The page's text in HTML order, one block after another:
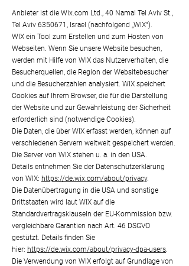
Anbieter ist die Wix.com Ltd., 40 Namal Tel Aviv St.,
Tel Aviv 6350671 , Israel (nachfolgend „WIX“).
WIX ein Tool zum Erstellen und zum Hosten von
Webseiten. Wenn Sie unsere Website besuchen,
werden mit Hilfe von WIX das Nutzerverhalten, die
Besucherquellen, die Region der Websitebesucher
und die Besucherzahlen analysiert. WIX speichert
Cookies auf Ihrem Browser, die für die Darstellung
der Website und zur Gewährleistung der Sicherheit
erforderlich sind (notwendige Cookies).
Die Daten, die über WIX erfasst werden, können auf
verschiedenen Servern weltweit gespeichert werden.
Die Server von WIX stehen u. a. in den USA.
Details entnehmen Sie der Datenschutzerklärung
von WIX: https://de.wix.com/about/privacy.
Die Datenübertragung in die USA und sonstige
Drittstaaten wird laut WIX auf die
Standardvertragsklauseln der EU-Kommission bzw.
vergleichbare Garantien nach Art. 46 DSGVO
gestützt. Details finden Sie
hier: https://de.wix.com/about/privacy-dpa-users.
Die Verwendung von WIX erfolgt auf Grundlage von